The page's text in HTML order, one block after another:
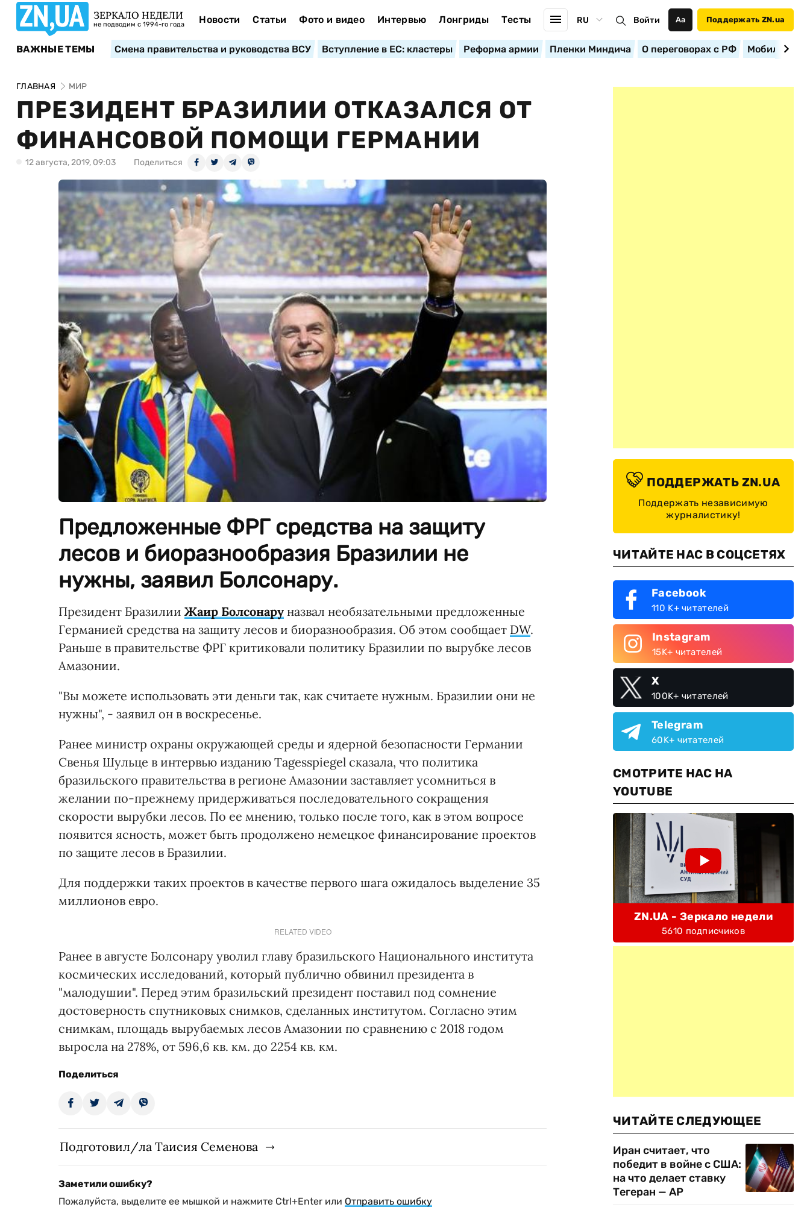
ЗЕРКАЛО НЕДЕЛИ
не подводим с 1994-го года Новости Статьи Фото и видео Интервью Лонгриды Тесты RU Войти Аа Поддержать ZN.ua
ВАЖНЫЕ ТЕМЫ Смена правительства и руководства ВСУ Вступление в ЕС: кластеры Реформа армии Пленки Миндича О переговорах с РФ
ГЛАВНАЯ МИР
ПРЕЗИДЕНТ БРАЗИЛИИ ОТКАЗАЛСЯ ОТ
ФИНАНСОВОЙ ПОМОЩИ ГЕРМАНИИ
12 августа, 2019, 09:03 Поделиться
Предложенные ФРГ средства на защиту
лесов и биоразнообразия Бразилии не
нужны, заявил Болсонару.
Президент Бразилии Жаир Болсонару назвал необязательными предложенные
Германией средства на защиту лесов и биоразнообразия. Об этом сообщает DW.
Раньше в правительстве ФРГ критиковали политику Бразилии по вырубке лесов
Амазонии.
"Вы можете использовать эти деньги так, как считаете нужным. Бразилии они не
нужны", - заявил он в воскресенье.
Ранее министр охраны окружающей среды и ядерной безопасности Германии
Свенья Шульце в интервью изданию Tagesspiegel сказала, что политика
бразильского правительства в регионе Амазонии заставляет усомниться в
желании по-прежнему придерживаться последовательного сокращения
скорости вырубки лесов. По ее мнению, только после того, как в этом вопросе
появится ясность, может быть продолжено немецкое финансирование проектов
по защите лесов в Бразилии.
Для поддержки таких проектов в качестве первого шага ожидалось выделение 35
миллионов евро.
RELATED VIDEO
Ранее в августе Болсонару уволил главу бразильского Национального института
космических исследований, который публично обвинил президента в
"малодушии". Перед этим бразильский президент поставил под сомнение
достоверность спутниковых снимков, сделанных институтом. Согласно этим
снимкам, площадь вырубаемых лесов Амазонии по сравнению с 2018 годом
выросла на 278%, от 596,6 кв. км. до 2254 кв. км.
Поделиться
Подготовил/ла Таисия Семенова
Заметили ошибку?
Пожалуйста, выделите ее мышкой и нажмите Ctrl+Enter или Отправить ошибку
ПОДДЕРЖАТЬ ZN.UA
Поддержать независимую
журналистику!
ЧИТАЙТЕ НАС В СОЦСЕТЯХ
Facebook
110 K+ читателей
Instagram
15K+ читателей
X
100K+ читателей
Telegram
60K+ читателей
СМОТРИТЕ НАС НА
YOUTUBE
ZN.UA - Зеркало недели
5610 подписчиков
ЧИТАЙТЕ СЛЕДУЮЩЕЕ
Иран считает, что
победит в войне с США:
на что делает ставку
Тегеран — AP